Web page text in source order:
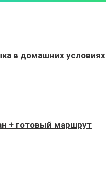
в домашних условиях
+ готовый маршрут